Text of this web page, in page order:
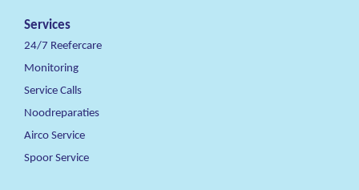
Services
24/7 Reefercare
Monitoring
Service Calls
Noodreparaties
Airco Service
Spoor Service